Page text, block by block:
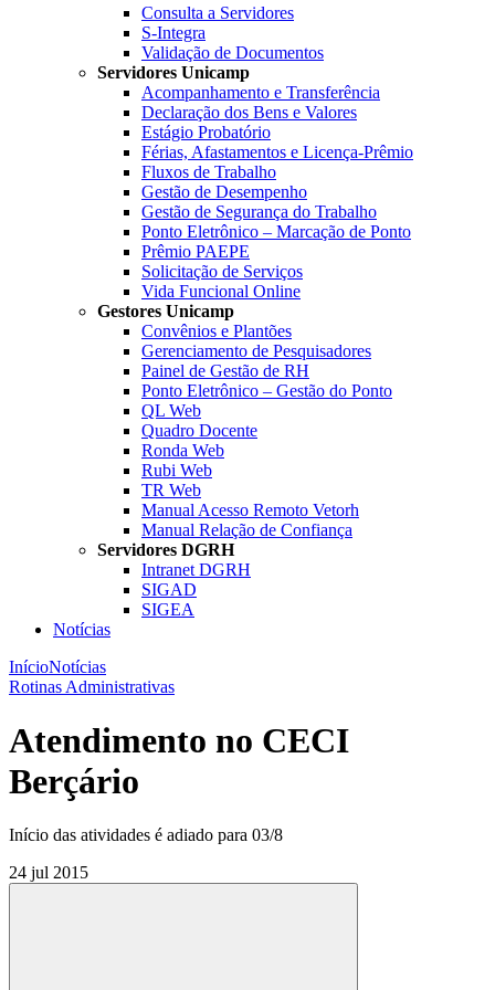
Consulta a Servidores
S-Integra
Validação de Documentos
Servidores Unicamp
Acompanhamento e Transferência
Declaração dos Bens e Valores
Estágio Probatório
Férias, Afastamentos e Licença-Prêmio
Fluxos de Trabalho
Gestão de Desempenho
Gestão de Segurança do Trabalho
Ponto Eletrônico – Marcação de Ponto
Prêmio PAEPE
Solicitação de Serviços
Vida Funcional Online
Gestores Unicamp
Convênios e Plantões
Gerenciamento de Pesquisadores
Painel de Gestão de RH
Ponto Eletrônico – Gestão do Ponto
QL Web
Quadro Docente
Ronda Web
Rubi Web
TR Web
Manual Acesso Remoto Vetorh
Manual Relação de Confiança
Servidores DGRH
Intranet DGRH
SIGAD
SIGEA
Notícias
InícioNotícias
Rotinas Administrativas
Atendimento no CECI
Berçário
Início das atividades é adiado para 03/8
24 jul 2015